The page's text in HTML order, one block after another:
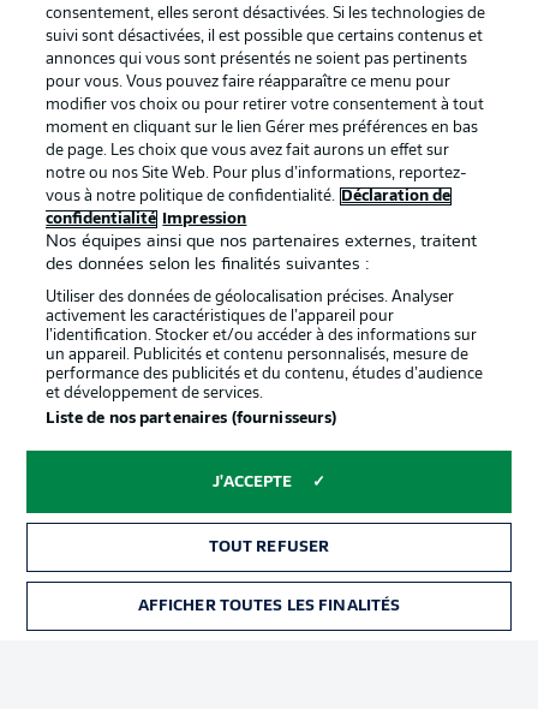
BUNDESLIGA APP
Proposé par
services
Mentions Légales Gérer mes préférences
consentement, elles seront désactivées. Si les technologies de
suivi sont désactivées, il est possible que certains contenus et
annonces qui vous sont présentés ne soient pas pertinents
pour vous. Vous pouvez faire réapparaître ce menu pour
modifier vos choix ou pour retirer votre consentement à tout
moment en cliquant sur le lien Gérer mes préférences en bas
de page. Les choix que vous avez fait aurons un effet sur
notre ou nos Site Web. Pour plus d’informations, reportez-
vous à notre politique de confidentialité.
Déclaration de
confidentialité
Impression
Nos équipes ainsi que nos partenaires externes, traitent
des données selon les finalités suivantes :
Utiliser des données de géolocalisation précises. Analyser
activement les caractéristiques de l’appareil pour
l’identification. Stocker et/ou accéder à des informations sur
un appareil. Publicités et contenu personnalisés, mesure de
performance des publicités et du contenu, études d’audience
et développement de services.
Liste de nos partenaires (fournisseurs)
J'ACCEPTE
TOUT REFUSER
AFFICHER TOUTES LES FINALITÉS